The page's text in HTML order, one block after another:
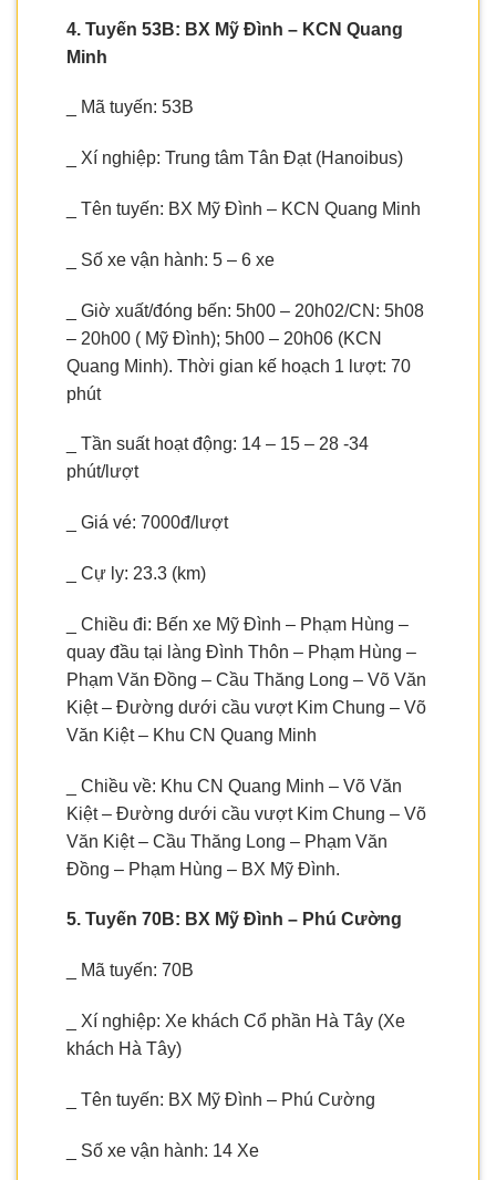
4. Tuyến 53B: BX Mỹ Đình – KCN Quang
Minh
_ Mã tuyến: 53B
_ Xí nghiệp: Trung tâm Tân Đạt (Hanoibus)
_ Tên tuyến: BX Mỹ Đình – KCN Quang Minh
_ Số xe vận hành: 5 – 6 xe
_ Giờ xuất/đóng bến: 5h00 – 20h02/CN: 5h08
– 20h00 ( Mỹ Đình); 5h00 – 20h06 (KCN
Quang Minh). Thời gian kế hoạch 1 lượt: 70
phút
_ Tần suất hoạt động: 14 – 15 – 28 -34
phút/lượt
_ Giá vé: 7000đ/lượt
_ Cự ly: 23.3 (km)
_ Chiều đi: Bến xe Mỹ Đình – Phạm Hùng –
quay đầu tại làng Đình Thôn – Phạm Hùng –
Phạm Văn Đồng – Cầu Thăng Long – Võ Văn
Kiệt – Đường dưới cầu vượt Kim Chung – Võ
Văn Kiệt – Khu CN Quang Minh
_ Chiều về: Khu CN Quang Minh – Võ Văn
Kiệt – Đường dưới cầu vượt Kim Chung – Võ
Văn Kiệt – Cầu Thăng Long – Phạm Văn
Đồng – Phạm Hùng – BX Mỹ Đình.
5. Tuyến 70B: BX Mỹ Đình – Phú Cường
_ Mã tuyến: 70B
_ Xí nghiệp: Xe khách Cổ phần Hà Tây (Xe
khách Hà Tây)
_ Tên tuyến: BX Mỹ Đình – Phú Cường
_ Số xe vận hành: 14 Xe